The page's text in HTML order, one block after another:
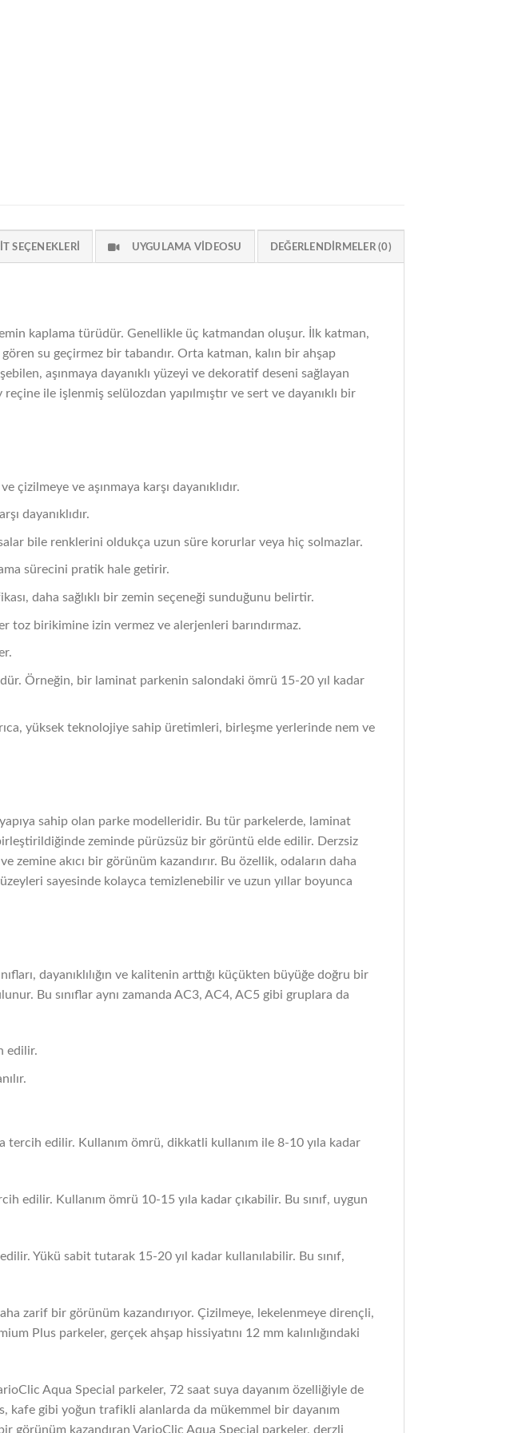
SEÇENEKLERI UYGULAMA VIDEOSU DEĞERLENDIRMELER (0)
kaplama türüdür. Genellikle üç katmandan oluşur. İlk katman,
su geçirmez bir tabandır. Orta katman, kalın bir ahşap
aşınmaya dayanıklı yüzeyi ve dekoratif deseni sağlayan
ile işlenmiş selülozdan yapılmıştır ve sert ve dayanıklı bir
çizilmeye ve aşınmaya karşı dayanıklıdır.
dayanıklıdır.
bile renklerini oldukça uzun süre korurlar veya hiç solmazlar.
sürecini pratik hale getirir.
daha sağlıklı bir zemin seçeneği sunduğunu belirtir.
birikimine izin vermez ve alerjenleri barındırmaz.
Örneğin, bir laminat parkenin salondaki ömrü 15-20 yıl kadar
yüksek teknolojiye sahip üretimleri, birleşme yerlerinde nem ve
sahip olan parke modelleridir. Bu tür parkelerde, laminat
zeminde pürüzsüz bir görüntü elde edilir. Derzsiz
akıcı bir görünüm kazandırır. Bu özellik, odaların daha
sayesinde kolayca temizlenebilir ve uzun yıllar boyunca
dayanıklılığın ve kalitenin arttığı küçükten büyüğe doğru bir
Bu sınıflar aynı zamanda AC3, AC4, AC5 gibi gruplara da
edilir.
tercih edilir. Kullanım ömrü, dikkatli kullanım ile 8-10 yıla kadar
edilir. Kullanım ömrü 10-15 yıla kadar çıkabilir. Bu sınıf, uygun
Yükü sabit tutarak 15-20 yıl kadar kullanılabilir. Bu sınıf,
zarif bir görünüm kazandırıyor. Çizilmeye, lekelenmeye dirençli,
Plus parkeler, gerçek ahşap hissiyatını 12 mm kalınlığındaki
Aqua Special parkeler, 72 saat suya dayanım özelliğiyle de
kafe gibi yoğun trafikli alanlarda da mükemmel bir dayanım
görünüm kazandıran VarioClic Aqua Special parkeler, derzli